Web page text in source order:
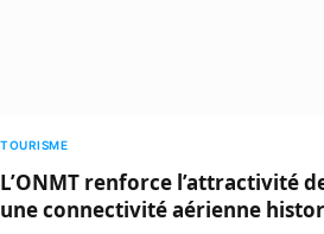
TOURISME
L’ONMT renforce l’attractivité
une connectivité aérienne